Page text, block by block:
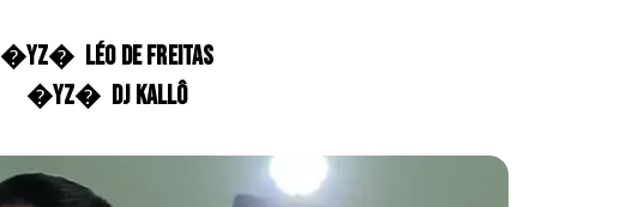
�YZ� Léo de Freitas
�YZ� DJ Kallô